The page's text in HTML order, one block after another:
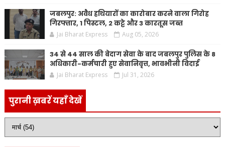
जबलपुर: अवैध हथियारों का कारोबार करने वाला गिरोह
गिरफ्तार, 1 पिस्टल, 2 कट्टे और 3 कारतूस जब्त
Jai Bharat Express Aug 05, 2026
34 से 44 साल की बेदाग सेवा के बाद जबलपुर पुलिस के 8
अधिकारी-कर्मचारी हुए सेवानिवृत्त, भावभीनी विदाई
Jai Bharat Express Jul 31, 2026
पुरानी ख़बरें यहाँ देखें